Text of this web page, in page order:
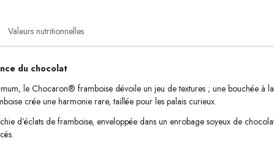
Valeurs nutritionnelles
du chocolat
le Chocaron® framboise dévoile un jeu de textures ; une bouchée à
crée une harmonie rare, taillée pour les palais curieux.
d’éclats de framboise, enveloppée dans un enrobage soyeux de